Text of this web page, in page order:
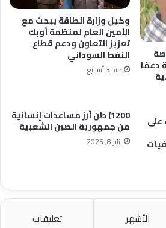
دعمًا
وكيل وزارة الطاقة يبحث مع
الأمين العام لمنظمة أوبك
تعزيز التعاون ودعم قطاع
النفط السوداني
منذ 3 أسابيع
على 1200) طن أرز مساعدات إنسانية
من جمهورية الصين الشعبية
يناير 8, 2025
الأشهر تعليقات